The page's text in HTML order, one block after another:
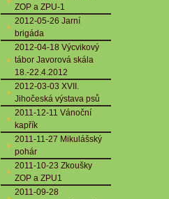
ZOP a ZPU-1
2012-05-26 Jarní
brigáda
2012-04-18 Výcvikový
tábor Javorová skála
18.-22.4.2012
2012-03-03 XVII.
Jihočeská výstava psů
2011-12-11 Vánoční
kapřík
2011-11-27 Mikulášský
pohár
2011-10-23 Zkoušky
ZOP a ZPU1
2011-09-28